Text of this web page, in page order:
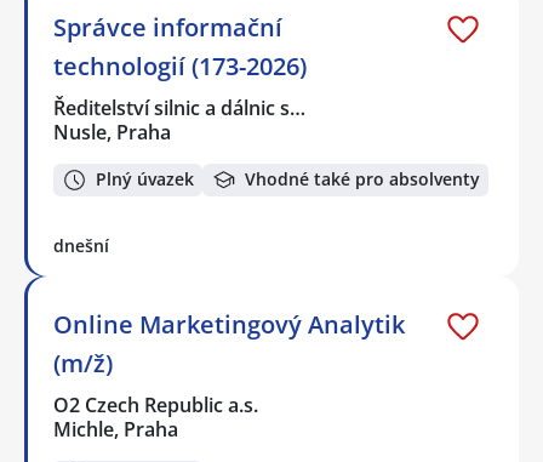
Správce informační
technologií (173-2026)
Ředitelství silnic a dálnic s…
Nusle, Praha
Plný úvazek Vhodné také pro absolventy
dnešní
Online Marketingový Analytik
(m/ž)
O2 Czech Republic a.s.
Michle, Praha